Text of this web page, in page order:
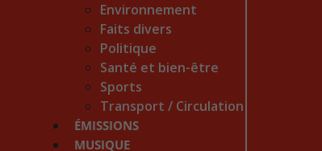
Environnement
Faits divers
Politique
Santé et bien-être
Sports
Transport / Circulation
ÉMISSIONS
MUSIQUE